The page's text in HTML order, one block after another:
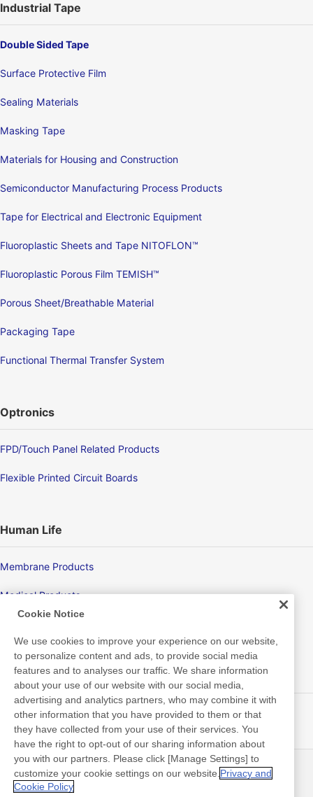
Industrial Tape
Double Sided Tape
Surface Protective Film
Sealing Materials
Masking Tape
Materials for Housing and Construction
Semiconductor Manufacturing Process Products
Tape for Electrical and Electronic Equipment
Fluoroplastic Sheets and Tape NITOFLON™
Fluoroplastic Porous Film TEMISH™
Porous Sheet/Breathable Material
Packaging Tape
Functional Thermal Transfer System
Optronics
FPD/Touch Panel Related Products
Flexible Printed Circuit Boards
Human Life
Membrane Products
Medical Products
New Products/Technologies
Flex Sensing
Electric Debonding Tape
뉴스
연락처
FAQ
Cookie Notice
We use cookies to improve your experience on our website,
to personalize content and ads, to provide social media
features and to analyses our traffic. We share information
about your use of our website with our social media,
advertising and analytics partners, who may combine it with
other information that you have provided to them or that
they have collected from your use of their services. You
have the right to opt-out of our sharing information about
you with our partners. Please click [Manage Settings] to
customize your cookie settings on our website. Privacy and
Cookie Policy